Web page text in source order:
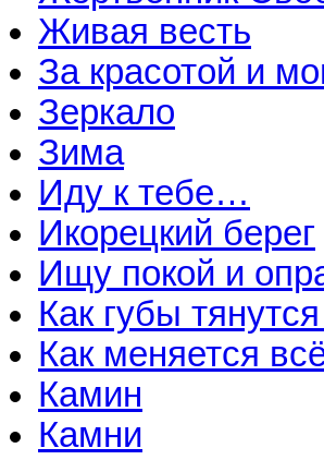
Живая весть
За красотой и
Зеркало
Зима
Иду к тебе…
Икорецкий берег
Ищу покой и
Как губы
Как меняется
Камин
Камни